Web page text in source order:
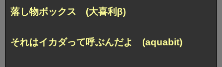
落し物ボックス (大喜利β)
それはイカダって呼ぶんだよ (aquabit)